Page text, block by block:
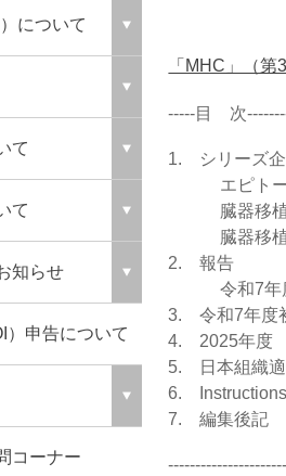
について
て
て
知らせ
）申告について
コーナー
「MHC」（
-----目 次
1. シリーズ企
エピトープ
臓器移植
臓器移植
2. 報告
令和7年度
3. 令和7年度
4. 2025年度
5. 日本組織適
6. Instructions
7. 編集後記